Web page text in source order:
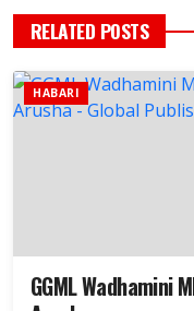
RELATED POSTS
HABARI
GGML Wadhamini